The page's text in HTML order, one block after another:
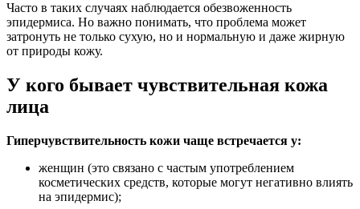
Часто в таких случаях наблюдается обезвоженность
эпидермиса. Но важно понимать, что проблема может
затронуть не только сухую, но и нормальную и даже жирную
от природы кожу.
У кого бывает чувствительная кожа
лица
Гиперчувствительность кожи чаще встречается у:
женщин (это связано с частым употреблением
косметических средств, которые могут негативно влиять
на эпидермис);